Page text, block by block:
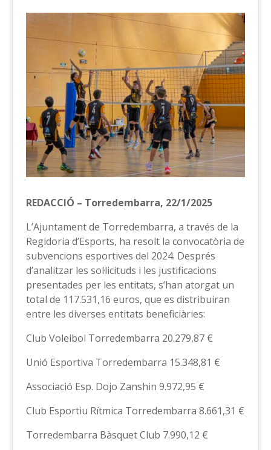
REDACCIÓ – Torredembarra, 22/1/2025
L’Ajuntament de Torredembarra, a través de la
Regidoria d’Esports, ha resolt la convocatòria de
subvencions esportives del 2024. Després
d’analitzar les sol·licituds i les justificacions
presentades per les entitats, s’han atorgat un
total de 117.531,16 euros, que es distribuiran
entre les diverses entitats beneficiàries:
Club Voleibol Torredembarra 20.279,87 €
Unió Esportiva Torredembarra 15.348,81 €
Associació Esp. Dojo Zanshin 9.972,95 €
Club Esportiu Rítmica Torredembarra 8.661,31 €
Torredembarra Bàsquet Club 7.990,12 €